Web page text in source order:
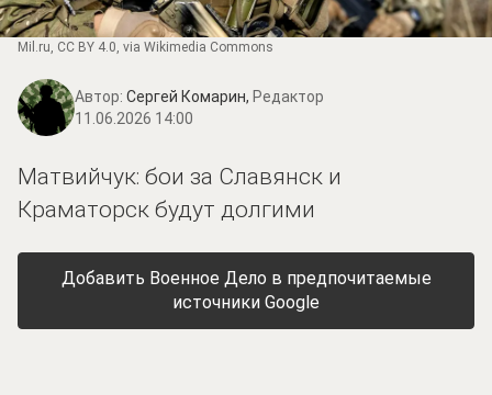
Mil.ru, CC BY 4.0, via Wikimedia Commons
Автор: Сергей Комарин, Редактор
11.06.2026 14:00
Матвийчук: бои за Славянск и
Краматорск будут долгими
Добавить Военное Дело в предпочитаемые
источники Google